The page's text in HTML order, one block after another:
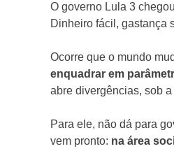
O governo Lula 3
Dinheiro fácil, gastança
Ocorre que o mundo
enquadrar em
abre divergências, sob
Para ele, não dá para
vem pronto: na área